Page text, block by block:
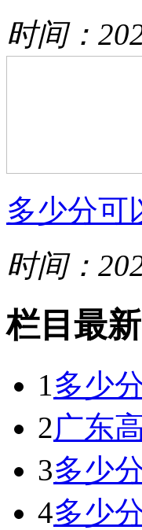
时间：
多少分可
时间：
栏目最新
1多少
2广东
3多少
4多少